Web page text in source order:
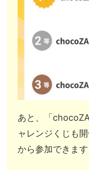
あと、「
ャレンジくじも
から参加できま